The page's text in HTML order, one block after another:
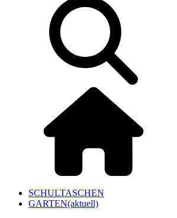
SCHULTASCHEN
GARTEN(aktuell)